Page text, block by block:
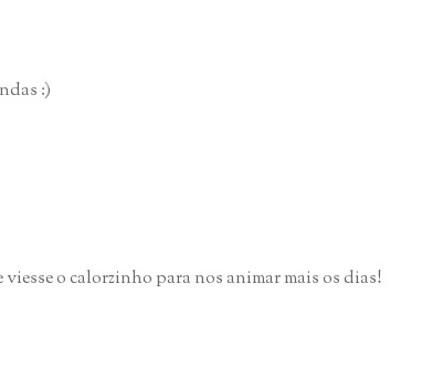
:)
o calorzinho para nos animar mais os dias!